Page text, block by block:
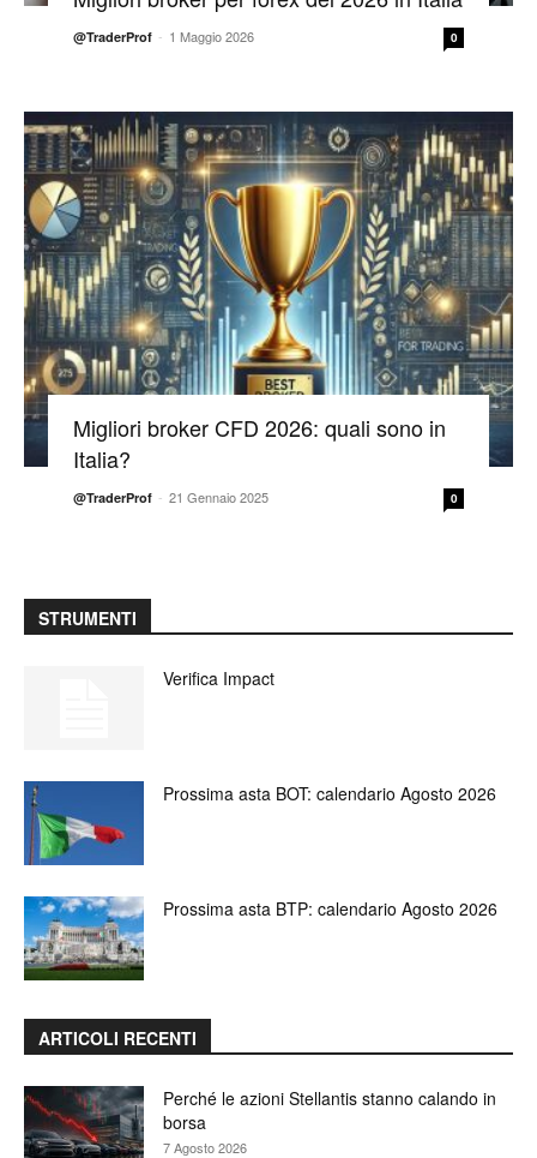
@TraderProf - 1 Maggio 2026 0
Migliori broker CFD 2026: quali sono in
Italia?
@TraderProf - 21 Gennaio 2025 0
STRUMENTI
Verifica Impact
Prossima asta BOT: calendario Agosto 2026
Prossima asta BTP: calendario Agosto 2026
ARTICOLI RECENTI
Perché le azioni Stellantis stanno calando in
borsa
7 Agosto 2026